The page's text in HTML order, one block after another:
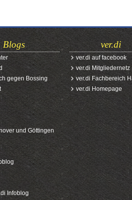
Blogs
gegen Bossing
und Göttingen
Infoblog
ver.di
ver.di auf facebook
ver.di Mitgliedernetz
ver.di Fachbereich
ver.di Homepage